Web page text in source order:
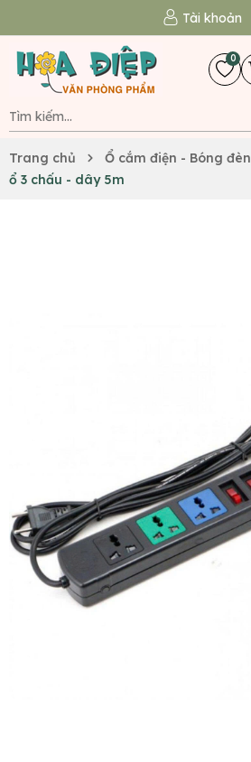
Tài khoản
0
Trang chủ Ổ cắm điện - Bóng đèn
ổ 3 chấu - dây 5m